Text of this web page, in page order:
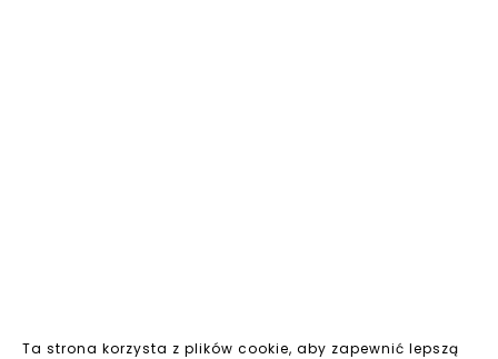
Ta strona korzysta z plików cookie, aby zapewnić lepszą